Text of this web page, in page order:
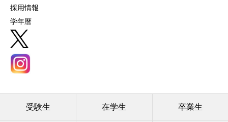
採用情報
学年暦
受験生 在学生 卒業生